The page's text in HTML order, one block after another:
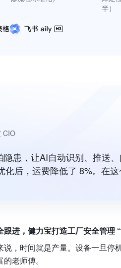
半）
CIO
隐患，让AI自动识别、推送
化后，运费降低了 8%。在
跟进，健力宝打造工厂安全管理
说，时间就是产量。设备一旦
老师傅。